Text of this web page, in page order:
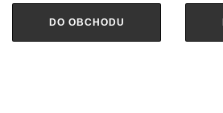
DO OBCHODU